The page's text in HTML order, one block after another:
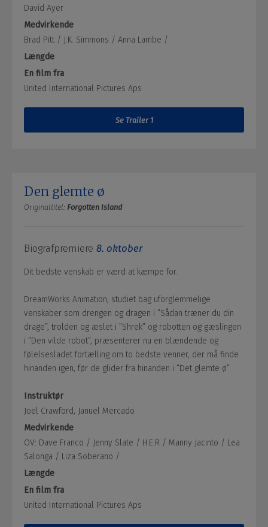
David Ayer
Medvirkende
Brad Pitt / J.K. Simmons / Anna Lambe /
Længde
En film fra
United International Pictures Aps
Se Trailer 1
Den glemte ø
Originaltitel: Forgotten Island
Biografpremiere 8. oktober
Dit bedste venskab er værd at kæmpe for.
DreamWorks Animation, studiet bag uforglemmelige
venskaber som drengen og dragen i ”Sådan træner du din
drage”, trolden og æslet i ”Shrek” og robotten og gæslingen
i ”Den vilde robot”, præsenterer nu en blændende og
følelsesladet fortælling om to bedste venner, der må finde
hinanden igen, før de glider fra hinanden i ”Det glemte ø”.
Instruktør
Joel Crawford, Januel Mercado
Medvirkende
OV: Dave Franco / Jenny Slate / H.E.R / Manny Jacinto / Lea
Salonga / Liza Soberano /
Længde
En film fra
United International Pictures Aps